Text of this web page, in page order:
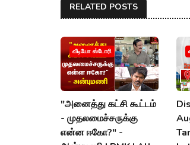
RELATED POSTS
வீடியோ ஸ்டோரி
"அனைத்து கட்சி கூட்டம்
- முதலமைச்சருக்கு
என்ன ஈகோ?" -